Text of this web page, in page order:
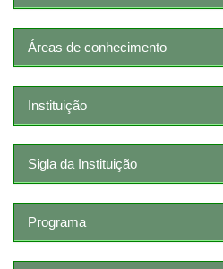
Áreas de conhecimento
Instituição
Sigla da Instituição
Programa